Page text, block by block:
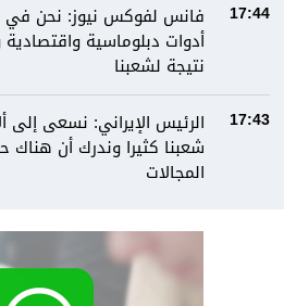
17:44
فانس لفوكس نيوز: نحن في
أدوات دبلوماسية
نتيجة لشعبنا
17:43
الرئيس الإيراني: نسعى
شعبنا كثيرا وندرك أن
المجالات